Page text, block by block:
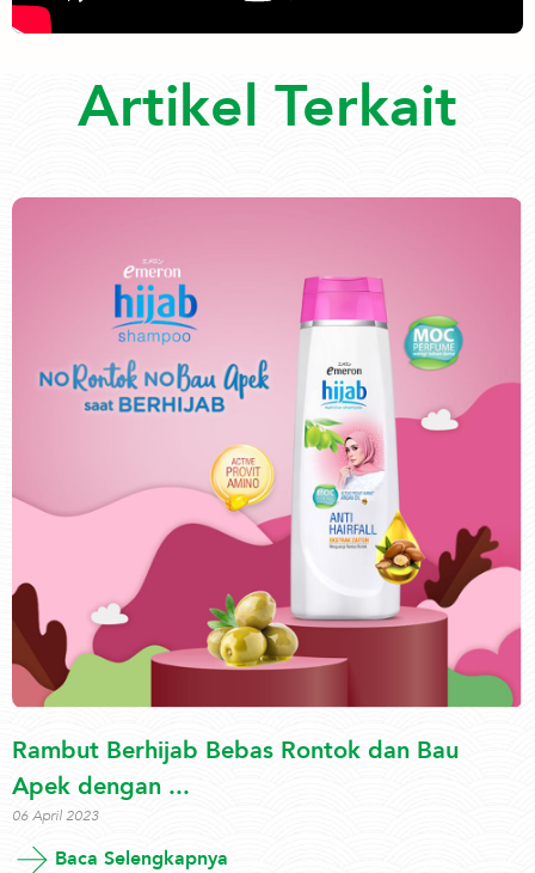
Artikel Terkait
Rambut Berhijab Bebas Rontok dan Bau
Apek dengan ...
06 April 2023
Baca Selengkapnya